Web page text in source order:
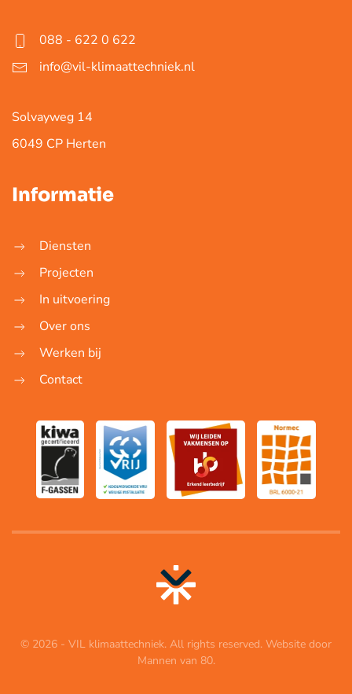
088 - 622 0 622
info@vil-klimaattechniek.nl
Solvayweg 14
6049 CP Herten
Informatie
Diensten
Projecten
In uitvoering
Over ons
Werken bij
Contact
© 2026 - VIL klimaattechniek. All rights reserved. Website door
Mannen van 80.